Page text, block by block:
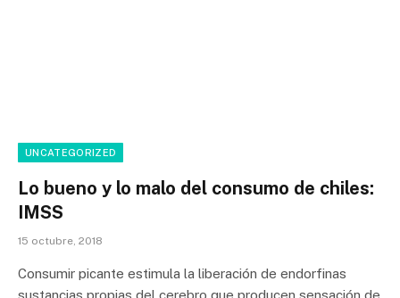
UNCATEGORIZED
Lo bueno y lo malo del consumo de chiles:
IMSS
15 octubre, 2018
Consumir picante estimula la liberación de endorfinas
sustancias propias del cerebro que producen sensación de